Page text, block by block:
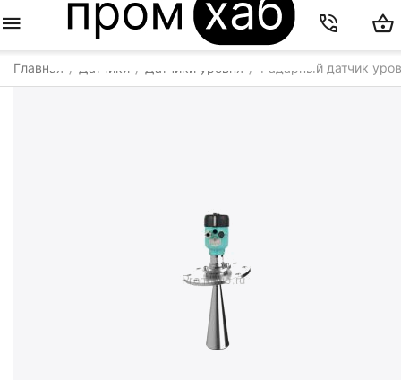
Главная / Датчики / Датчики уровня / Радарный датчик